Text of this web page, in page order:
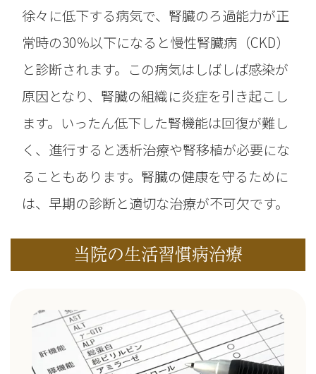
徐々に低下する病気で、腎臓のろ過能力が正
常時の30％以下になると慢性腎臓病（CKD）
と診断されます。この病気はしばしば感染が
原因となり、腎臓の組織に炎症を引き起こし
ます。いったん低下した腎機能は回復が難し
く、進行すると透析治療や腎移植が必要にな
ることもあります。腎臓の健康を守るために
は、早期の診断と適切な治療が不可欠です。
当院の生活習慣病治療